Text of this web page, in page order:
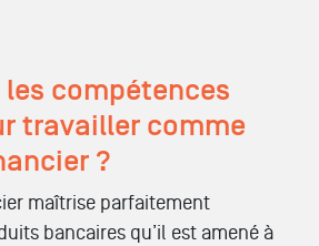
compétences
travailler comme
?
maîtrise parfaitement
bancaires qu’il est amené à